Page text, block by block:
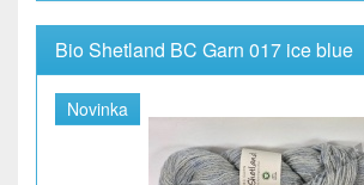
Bio Shetland BC Garn 017 ice blue
Novinka